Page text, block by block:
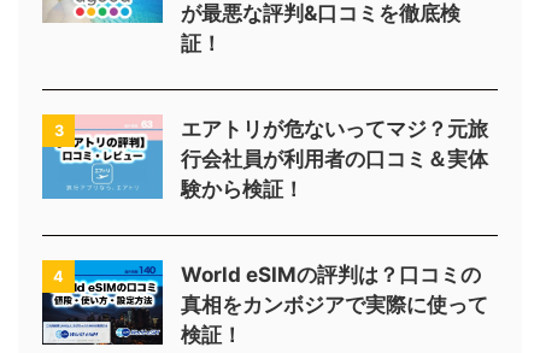
が最悪な評判&口コミを徹底検
証！
3
エアトリが危ないってマジ？元旅
行会社員が利用者の口コミ＆実体
験から検証！
4
World eSIMの評判は？口コミの
真相をカンボジアで実際に使って
検証！